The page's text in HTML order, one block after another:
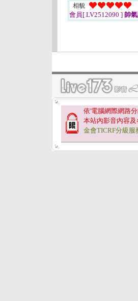
相貌
會員[ LV2512090 ] 帥
依'電腦網際網路
本站內影音內容
金會TICRF分級服